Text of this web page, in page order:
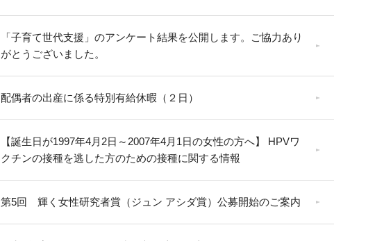
「子育て世代支援」のアンケート結果を公開します。ご協力あり
がとうございました。
配偶者の出産に係る特別有給休暇（２日）
【誕生日が1997年4月2日～2007年4月1日の女性の方へ】 HPVワ
クチンの接種を逃した方のための接種に関する情報
第5回 輝く女性研究者賞（ジュン アシダ賞）公募開始のご案内